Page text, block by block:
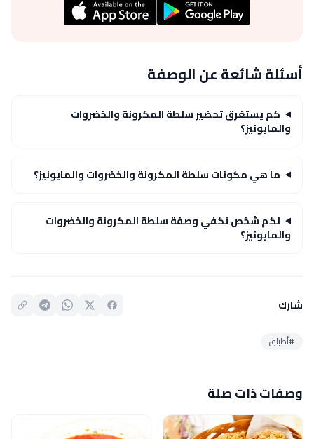
أسئلة شائعة عن الوصفة
كم يستغرق تحضير سلطة المكرونة والخضروات
والمايونيز؟
ما هي مكونات سلطة المكرونة والخضروات والمايونيز؟
لكم شخص تكفي وصفة سلطة المكرونة والخضروات
والمايونيز؟
شارك
#أطباق
وصفات ذات صلة